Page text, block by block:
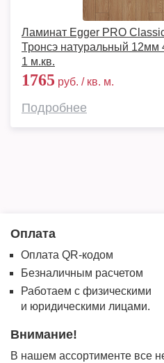
Ламинат Egger PRO
Тронсэ натуральный 12мм
1 м.кв.
1765 руб. / кв. м.
Подробнее
Оплата
Оплата QR-кодом
Безналичным расчетом
Работаем с физическими
и юридическими лицами.
Внимание!
В нашем ассортименте все